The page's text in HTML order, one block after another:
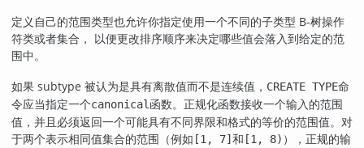
定义自己的范围类型也允许你指定使用一个不同的子类型 B-树操作
符类或者集合， 以便更改排序顺序来决定哪些值会落入到给定的范
围中。
如果 subtype 被认为是具有离散值而不是连续值， CREATE TYPE命
令应当指定一个canonical 函数。正规化函数接收一个输入的范围
值，并且必须返回一个可能具有不同界限和格式的等价的范围值。对
于两个表示相同值集合的范围（例如 [1, 7] 和 [1, 8) ），正规的输